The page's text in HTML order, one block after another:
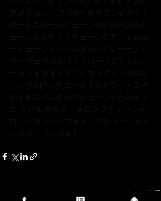
アメリカンピアス #ベネチアン #カット
ボール#ボールチェーン #小豆 #小豆チ
ェーン #スライドチェーン #アジャスタ
ーチェーン #スパルタカス #ミラーノ #
マーヴェラス #パイプロープ #ファンシ
ーカットダイヤ #プチネックレス #K18
ピンク #ピンクゴールド #ホワイトゴー
ルド #スパルタカスチェーン #カルティ
エ スパルタカス ＃ロングチェーン #
ロングネックレス #メンズチェーン #メ
ンズネックレス #ト
最新記事 すべて表示